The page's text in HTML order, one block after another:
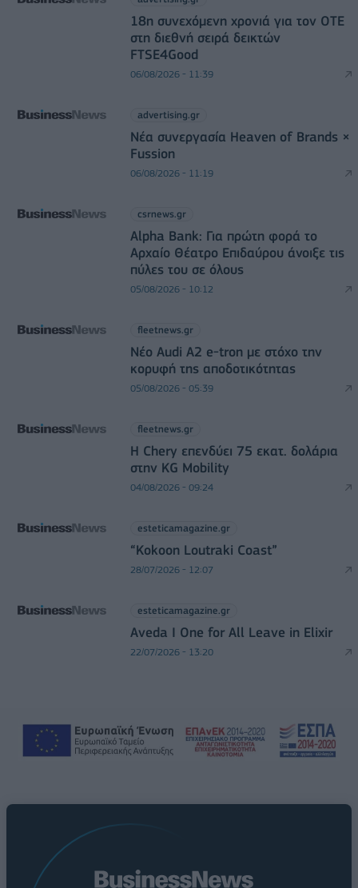
18η συνεχόμενη χρονιά για τον ΟΤΕ
στη διεθνή σειρά δεικτών
FTSE4Good
06/08/2026 - 11:39
advertising.gr
Νέα συνεργασία Heaven of Brands ×
Fussion
06/08/2026 - 11:19
csrnews.gr
Alpha Bank: Για πρώτη φορά το
Αρχαίο Θέατρο Επιδαύρου άνοιξε τις
πύλες του σε όλους
05/08/2026 - 10:12
fleetnews.gr
Νέο Audi A2 e-tron με στόχο την
κορυφή της αποδοτικότητας
05/08/2026 - 05:39
fleetnews.gr
Η Chery επενδύει 75 εκατ. δολάρια
στην KG Mobility
04/08/2026 - 09:24
esteticamagazine.gr
“Kokoon Loutraki Coast”
28/07/2026 - 12:07
esteticamagazine.gr
Aveda I One for All Leave in Elixir
22/07/2026 - 13:20